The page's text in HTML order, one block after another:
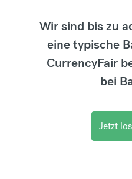
Wir sind bis zu
eine typische
CurrencyFair
bei
Jetzt